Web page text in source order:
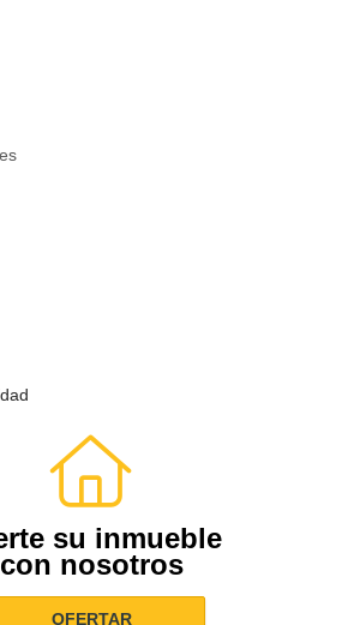
su inmueble
con nosotros
OFERTAR